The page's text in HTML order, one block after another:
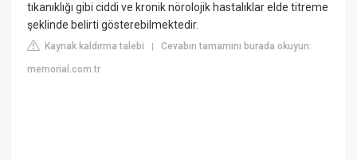
tıkanıklığı gibi ciddi ve kronik nörolojik hastalıklar elde titreme
şeklinde belirti gösterebilmektedir.
Kaynak kaldırma talebi |Cevabın tamamını burada okuyun:
memorial.com.tr